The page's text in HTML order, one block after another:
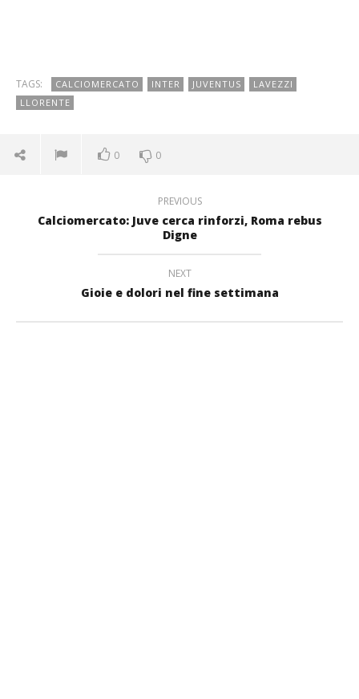
TAGS: CALCIOMERCATO INTER JUVENTUS
LAVEZZI
LLORENTE
0 0
PREVIOUS
Calciomercato: Juve cerca rinforzi, Roma rebus
Digne
NEXT
Gioie e dolori nel fine settimana